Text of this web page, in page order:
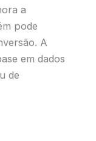
a
pode
A
em dados
de